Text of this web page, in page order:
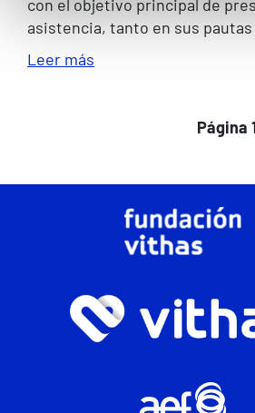
con el objetivo principal de
asistencia, tanto en sus
Leer más
Página